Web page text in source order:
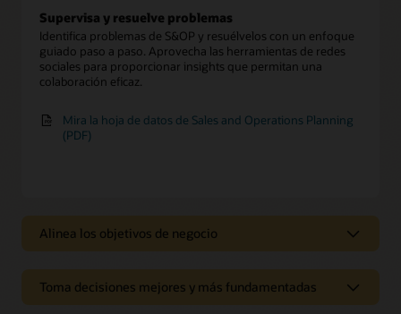
Supervisa y resuelve problemas
Identifica problemas de S&OP y resuélvelos con un enfoque
guiado paso a paso. Aprovecha las herramientas de redes
sociales para proporcionar insights que permitan una
colaboración eficaz.
Mira la hoja de datos de Sales and Operations Planning
(PDF)
Alinea los objetivos de negocio
la brecha entre la planificación y la
Toma decisiones mejores y más fundamentadas